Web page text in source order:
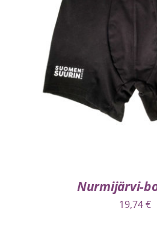
VALITSE VAIHTOEHDOISTA
Nurmijärvi-
19,74€